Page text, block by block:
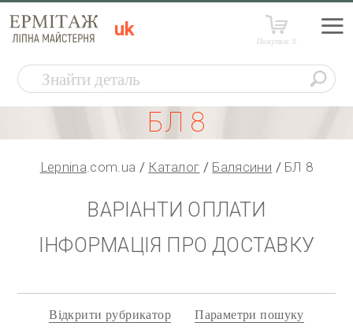
uk
Покупки:0
БЛ 8
Lepnina.com.ua Каталог Балясини БЛ 8
ВАРІАНТИ ОПЛАТИ
ІНФОРМАЦІЯ ПРО ДОСТАВКУ
Відкрити рубрикатор Параметри пошуку